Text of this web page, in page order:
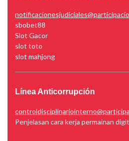
sbobet88
Slot Gacor
slot toto
slot mahjong
Línea Anticorrupción
Penjelasan cara kerja permainan